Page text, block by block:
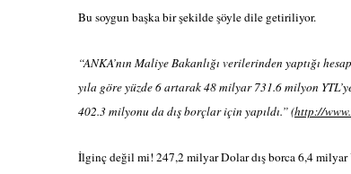
Bu soygun başka bir şekilde şöyle dile getiriliyor.
“ANKA’nın Maliye Bakanlığı verilerinden yaptığı
yıla göre yüzde 6 artarak 48 milyar 731.6 milyon
402.3 milyonu da dış borçlar için yapıldı.” (http://
İlginç değil mi! 247,2 milyar Dolar dış borca 6,4